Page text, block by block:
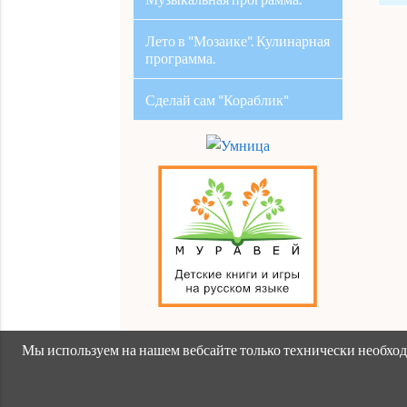
Лето в "Мозаике". Кулинарная
программа.
Сделай сам "Кораблик"
Мы используем на нашем вебсайте только технически